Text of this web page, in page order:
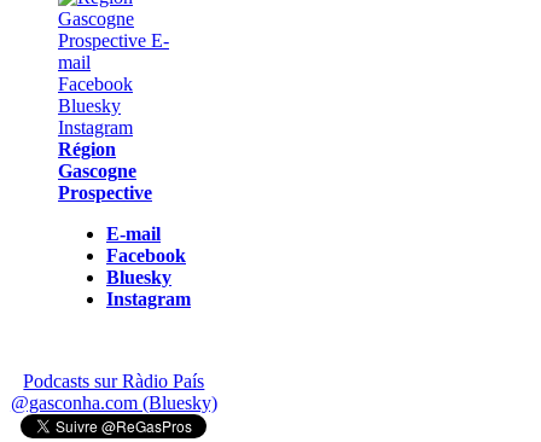
Région
Gascogne
Prospective
E-mail
Facebook
Bluesky
Instagram
Podcasts sur Ràdio País
@gasconha.com (Bluesky)